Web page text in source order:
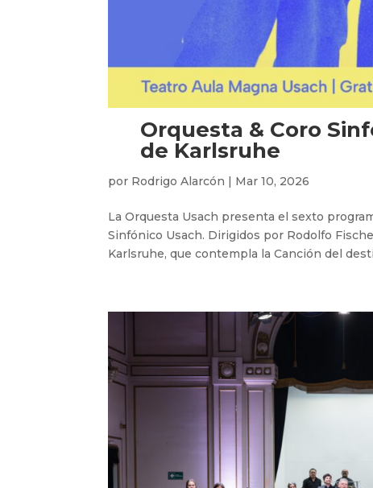
Orquesta & Coro
de Karlsruhe
por Rodrigo Alarcón | Mar 10, 2026
La Orquesta Usach presenta el sexto
Sinfónico Usach. Dirigidos por Rodolfo
Karlsruhe, que contempla la Canción del